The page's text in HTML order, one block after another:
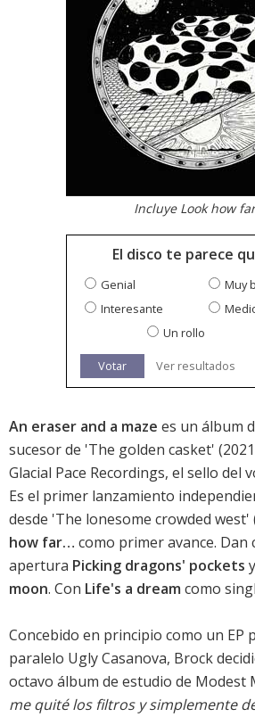
Incluye Look how
El disco te parece
Genial
Muy
Interesante
Un rollo
Votar Ver resultados
An eraser and a maze es un álbum
sucesor de 'The golden casket'
Glacial Pace Recordings, el sello del
Es el primer lanzamiento
desde 'The lonesome crowded west'
how far… como primer avance. Dan
apertura Picking dragons' pockets y
moon. Con Life's a dream como
Concebido en principio como un EP
paralelo Ugly Casanova, Brock
octavo álbum de estudio de Modest
me quité los filtros y simplemente